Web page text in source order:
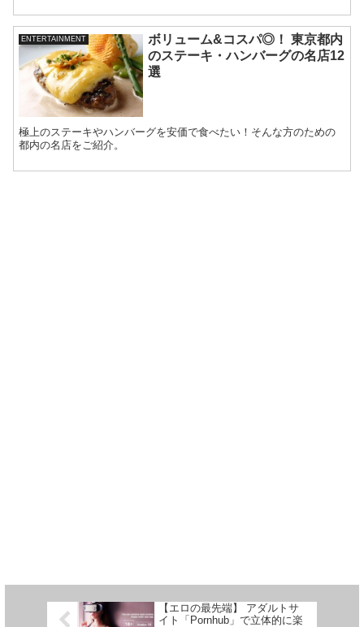
ENTERTAINMENT
ボリューム&コスパ◎！ 東京都内
のステーキ・ハンバーグの名店12
選
極上のステーキやハンバーグを安価で食べたい！そんな方のための
都内の名店をご紹介。
【エロの最先端】 アダルトサ
イト「Pornhub」で立体的に楽